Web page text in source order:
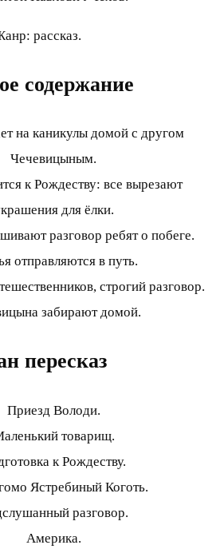
рассказ.
содержание
на каникулы домой с другом
Чечевицыным.
к Рождеству: все вырезают
для ёлки.
разговор ребят о побеге.
отправляются в путь.
строгий разговор.
забирают домой.
пересказ
Приезд Володи.
товарищ.
к Рождеству.
Ястребиный Коготь.
разговор.
Америка.